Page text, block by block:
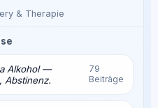
& Therapie
Alkohol —
Abstinenz.
79
Beiträge